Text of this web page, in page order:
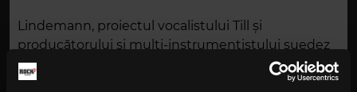
Lindemann, proiectul vocalistului Till și
producătorului și multi-instrumentistului suedez
Peter Tägtgren (HYPOCRISY, PAIN), va lansa filmul-
concert, „Live In Moscow”, pe 21 mai. Filmul